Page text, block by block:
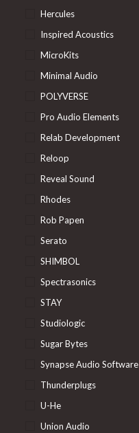
Hercules
Inspired Acoustics
MicroKits
Minimal Audio
POLYVERSE
Pro Audio Elements
Relab Development
Reloop
Reveal Sound
Rhodes
Rob Papen
Serato
SHIMBOL
Spectrasonics
STAY
Studiologic
Sugar Bytes
Synapse Audio Software
Thunderplugs
U-He
Union Audio